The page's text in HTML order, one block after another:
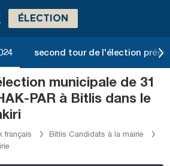
ÉLECTION
second tour de l'élection
municipale de 31
PAR à Bitlis dans le
français
Bitlis Candidats à la mairie